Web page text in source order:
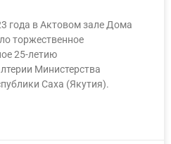
года в Актовом зале Дома
торжественное
25-летию
Министерства
Саха (Якутия).